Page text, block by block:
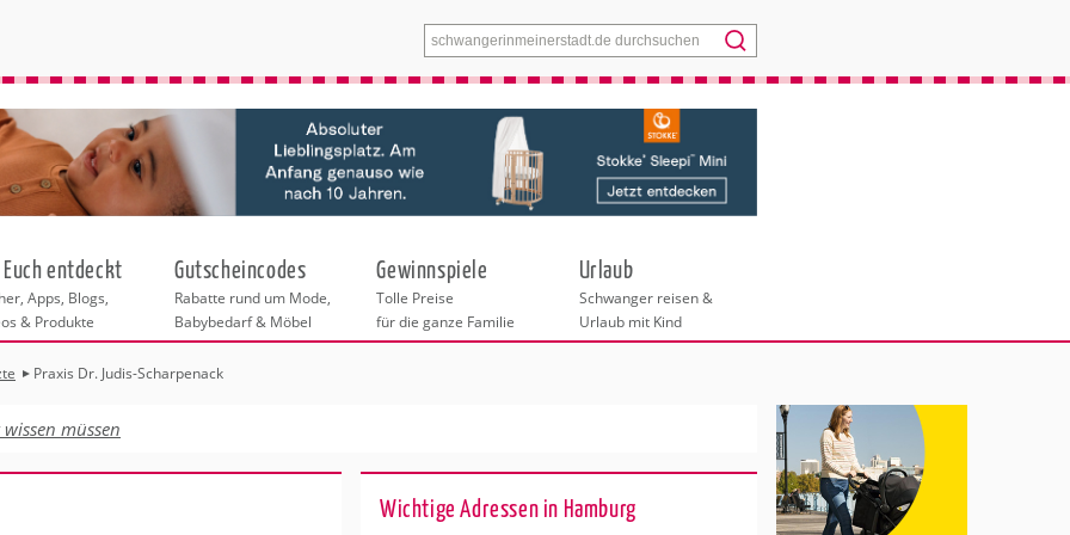
Menü
München
Euch entdeckt
Apps, Blogs,
& Produkte
Gutscheincodes
Rabatte rund um Mode,
Babybedarf & Möbel
Gewinnspiele
Tolle Preise
für die ganze Familie
Urlaub
Schwanger reisen &
Urlaub mit Kind
Praxis Dr. Judis-Scharpenack
müssen
Wichtige Adressen in Hamburg